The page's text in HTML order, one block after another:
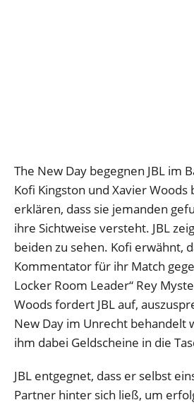
The New Day begegnen JBL im
Kofi Kingston und Xavier
erklären, dass sie jemanden
ihre Sichtweise versteht. JBL
beiden zu sehen. Kofi erwähnt,
Kommentator für ihr Match
Locker Room Leader“ Rey
Woods fordert JBL auf,
New Day im Unrecht behandelt
ihm dabei Geldscheine in die
JBL entgegnet, dass er selbst
Partner hinter sich ließ, um